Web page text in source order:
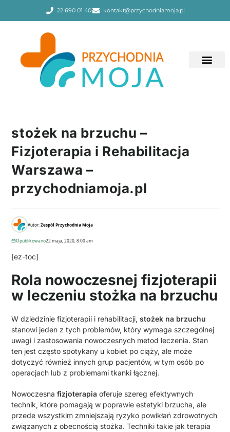
22 690 01 40 kontakt@przychodniamoja.pl
stożek na brzuchu –
Fizjoterapia i Rehabilitacja
Warszawa –
przychodniamoja.pl
Autor:Zespół Przychodnia Moja
Opublikowano22 maja, 2020, 8:00 am
[ez-toc]
Rola nowoczesnej fizjoterapii
w leczeniu stożka na brzuchu
W dziedzinie fizjoterapii i rehabilitacji,stożek na brzuchu
stanowi jeden z tych problemów, który wymaga szczególnej
uwagi i zastosowania nowoczesnych metod leczenia. Stan
ten jest często spotykany u kobiet po ciąży, ale może
dotyczyć również innych grup pacjentów, w tym osób po
operacjach lub z problemami tkanki łącznej.
Nowoczesnafizjoterapia oferuje szereg efektywnych
technik, które pomagają w poprawie estetyki brzucha, ale
przede wszystkim zmniejszają ryzyko powikłań zdrowotnych
związanych z obecnością stożka. Techniki takie jak terapia